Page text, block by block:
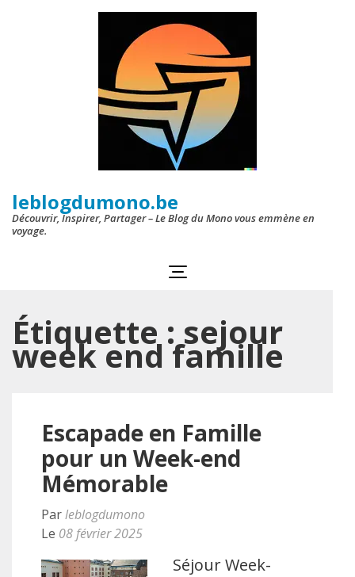
leblogdumono.be
Découvrir, Inspirer, Partager – Le Blog du Mono vous emmène en
voyage.
Étiquette :sejour
week end famille
Escapade en Famille
pour un Week-end
Mémorable
Parleblogdumono
Le 08 février 2025
Séjour Week-